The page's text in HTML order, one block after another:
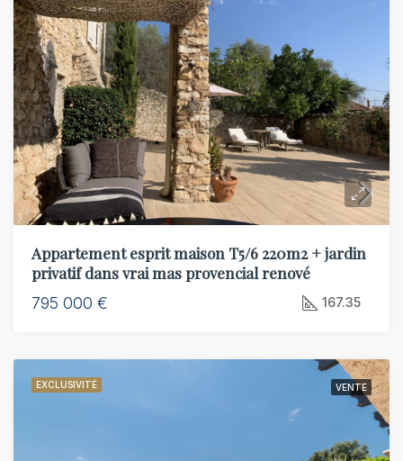
Appartement esprit maison T5/6 220m2 + jardin
privatif dans vrai mas provencial renové
795 000 € 167.35
EXCLUSIVITÉ VENTE